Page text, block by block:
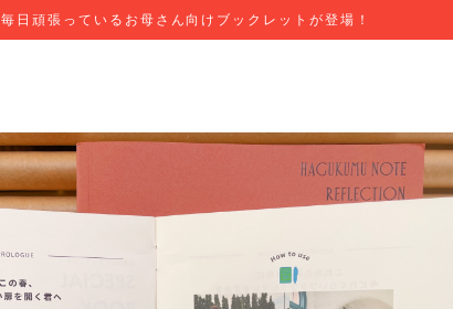
毎日頑張っているお母さん向けブックレットが登場！